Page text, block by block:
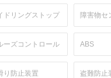
ドリングストップ 障害物セ
ーズコントロール ABS
り防止装置 盗難防止